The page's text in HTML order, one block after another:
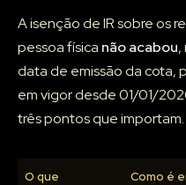
A isenção de IR sobre os
pessoa física não acabou,
data de emissão da cota,
em vigor desde 01/01/
três pontos que importam.
O que Como é